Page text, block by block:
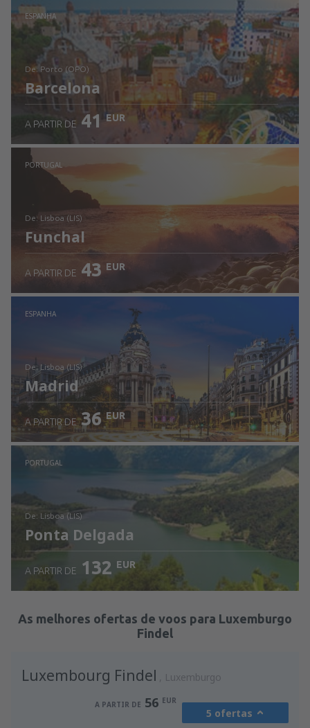
ESPANHA
de: Porto (OPO)
Barcelona
Ver detalhes
A PARTIR DE 41 EUR
PORTUGAL
de: Lisboa (LIS)
Funchal
Ver detalhes
A PARTIR DE 43 EUR
ESPANHA
de: Lisboa (LIS)
Madrid
Ver detalhes
A PARTIR DE 36 EUR
PORTUGAL
de: Lisboa (LIS)
Ponta Delgada
Ver detalhes
A PARTIR DE 132 EUR
As melhores ofertas de voos para Luxemburgo
Findel
Luxembourg Findel Luxemburgo
A PARTIR DE 56 EUR
5 ofertas